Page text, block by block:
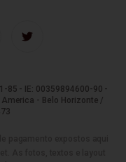
85 - IE: 00359894600-90 -
- Belo Horizonte /